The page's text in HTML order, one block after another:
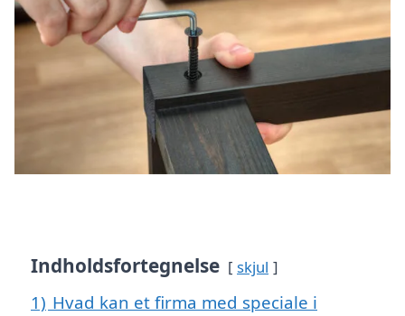
Indholdsfortegnelse skjul
1) Hvad kan et firma med speciale i